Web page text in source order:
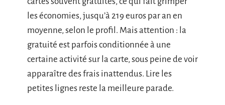
les économies, jusqu’à 219 euros par an en
moyenne, selon le profil. Mais attention : la
gratuité est parfois conditionnée à une
certaine activité sur la carte, sous peine de voir
apparaître des frais inattendus. Lire les
petites lignes reste la meilleure parade.